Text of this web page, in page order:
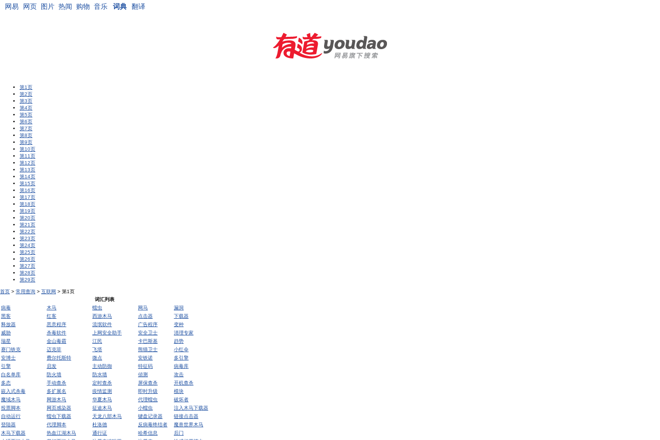
网易 网页 图片 热闻 购物 音乐 词典 翻译
第1页
第2页
第3页
第4页
第5页
第6页
第7页
第8页
第9页
第10页
第11页
第12页
第13页
第14页
第15页
第16页
第17页
第18页
第19页
第20页
第21页
第22页
第23页
第24页
第25页
第26页
第27页
第28页
第29页
首页 > 常用查询 > 互联网 > 第1页
词汇列表
病毒
木马 蠕虫 网马
漏洞
黑客
红客 西游木马 点击器
下载器
释放器
恶意程序 流氓软件 广告程序
变种
威胁
杀毒软件 上网安全助手 安全卫士
清理专家
瑞星
金山毒霸 江民 卡巴斯基
趋势
赛门铁克
迈克菲 飞塔 熊猫卫士
小红伞
安博士
费尔托斯特 微点 安铁诺
多引擎
引擎
启发 主动防御 特征码
病毒库
白名单库
防火墙 防水墙 侦测
攻击
多态
手动查杀 定时查杀 屏保查杀
开机查杀
嵌入式杀毒
多扩展名 疫情监测 即时升级
模块
魔域木马
网游木马 华夏木马 代理蠕虫
破坏者
投票脚本
网页感染器 征途木马 小蠕虫
注入木马下载器
自动运行
蠕虫下载器 天龙八部木马 键盘记录器
链接点击器
登陆器
代理脚本 杜洛德 反病毒终结者
魔兽世界木马
木马下载器
热血江湖木马 通行证 哈希信息
后门